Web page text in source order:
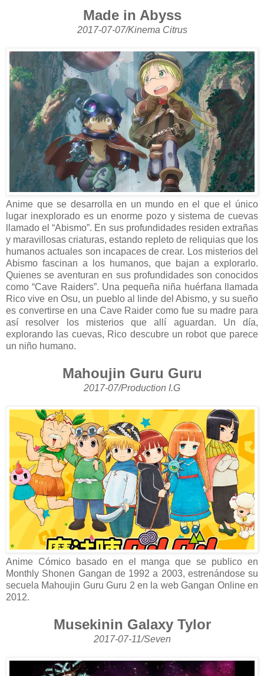
Made in Abyss
2017-07-07/Kinema Citrus
Anime que se desarrolla en un mundo en el que el único
lugar inexplorado es un enorme pozo y sistema de cuevas
llamado el “Abismo”. En sus profundidades residen extrañas
y maravillosas criaturas, estando repleto de reliquias que los
humanos actuales son incapaces de crear. Los misterios del
Abismo fascinan a los humanos, que bajan a explorarlo.
Quienes se aventuran en sus profundidades son conocidos
como “Cave Raiders”. Una pequeña niña huérfana llamada
Rico vive en Osu, un pueblo al linde del Abismo, y su sueño
es convertirse en una Cave Raider como fue su madre para
así resolver los misterios que allí aguardan. Un día,
explorando las cuevas, Rico descubre un robot que parece
un niño humano.
Mahoujin Guru Guru
2017-07/Production I.G
Anime Cómico basado en el manga que se publico en
Monthly Shonen Gangan de 1992 a 2003, estrenándose su
secuela Mahoujin Guru Guru 2 en la web Gangan Online en
2012.
Musekinin Galaxy Tylor
2017-07-11/Seven